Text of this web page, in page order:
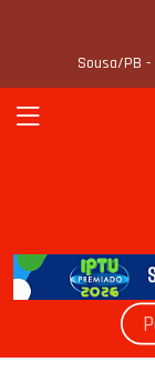
Sousa/PB -